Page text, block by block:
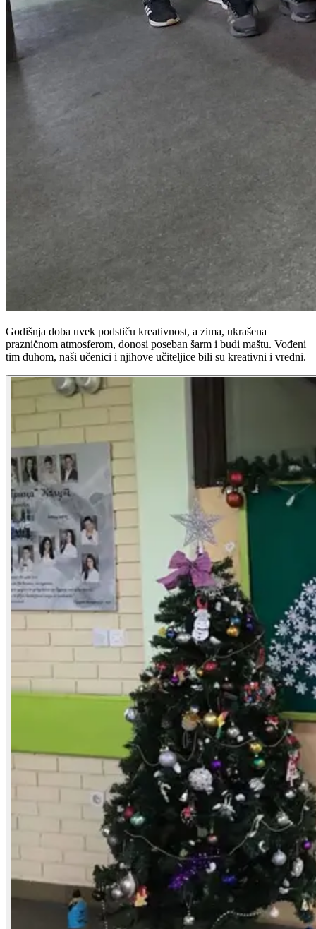
Godišnja doba uvek podstiču kreativnost, a zima, ukrašena
prazničnom atmosferom, donosi poseban šarm i budi maštu. Vođeni
tim duhom, naši učenici i njihove učiteljice bili su kreativni i vredni.